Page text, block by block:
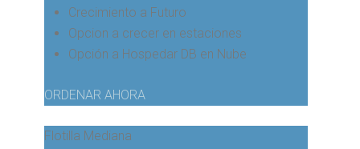
Crecimiento a Futuro
Opcion a crecer en estaciones
Opción a Hospedar DB en Nube
ORDENAR AHORA
Flotilla Mediana